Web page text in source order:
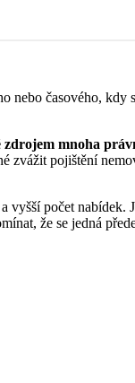
časového, kdy
zdrojem mnoha
zvážit pojištění
vyšší počet nabídek.
že se jedná